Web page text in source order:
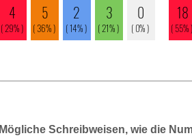
Mögliche Schreibweisen, wie die